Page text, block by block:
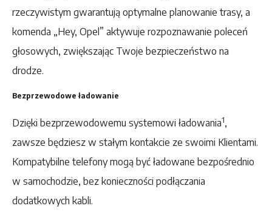
rzeczywistym gwarantują optymalne planowanie trasy, a
komenda „Hey, Opel” aktywuje rozpoznawanie poleceń
głosowych, zwiększając Twoje bezpieczeństwo na
drodze.
Bezprzewodowe ładowanie
Dzięki bezprzewodowemu systemowi ładowania1,
zawsze będziesz w stałym kontakcie ze swoimi Klientami.
Kompatybilne telefony mogą być ładowane bezpośrednio
w samochodzie, bez konieczności podłączania
dodatkowych kabli.